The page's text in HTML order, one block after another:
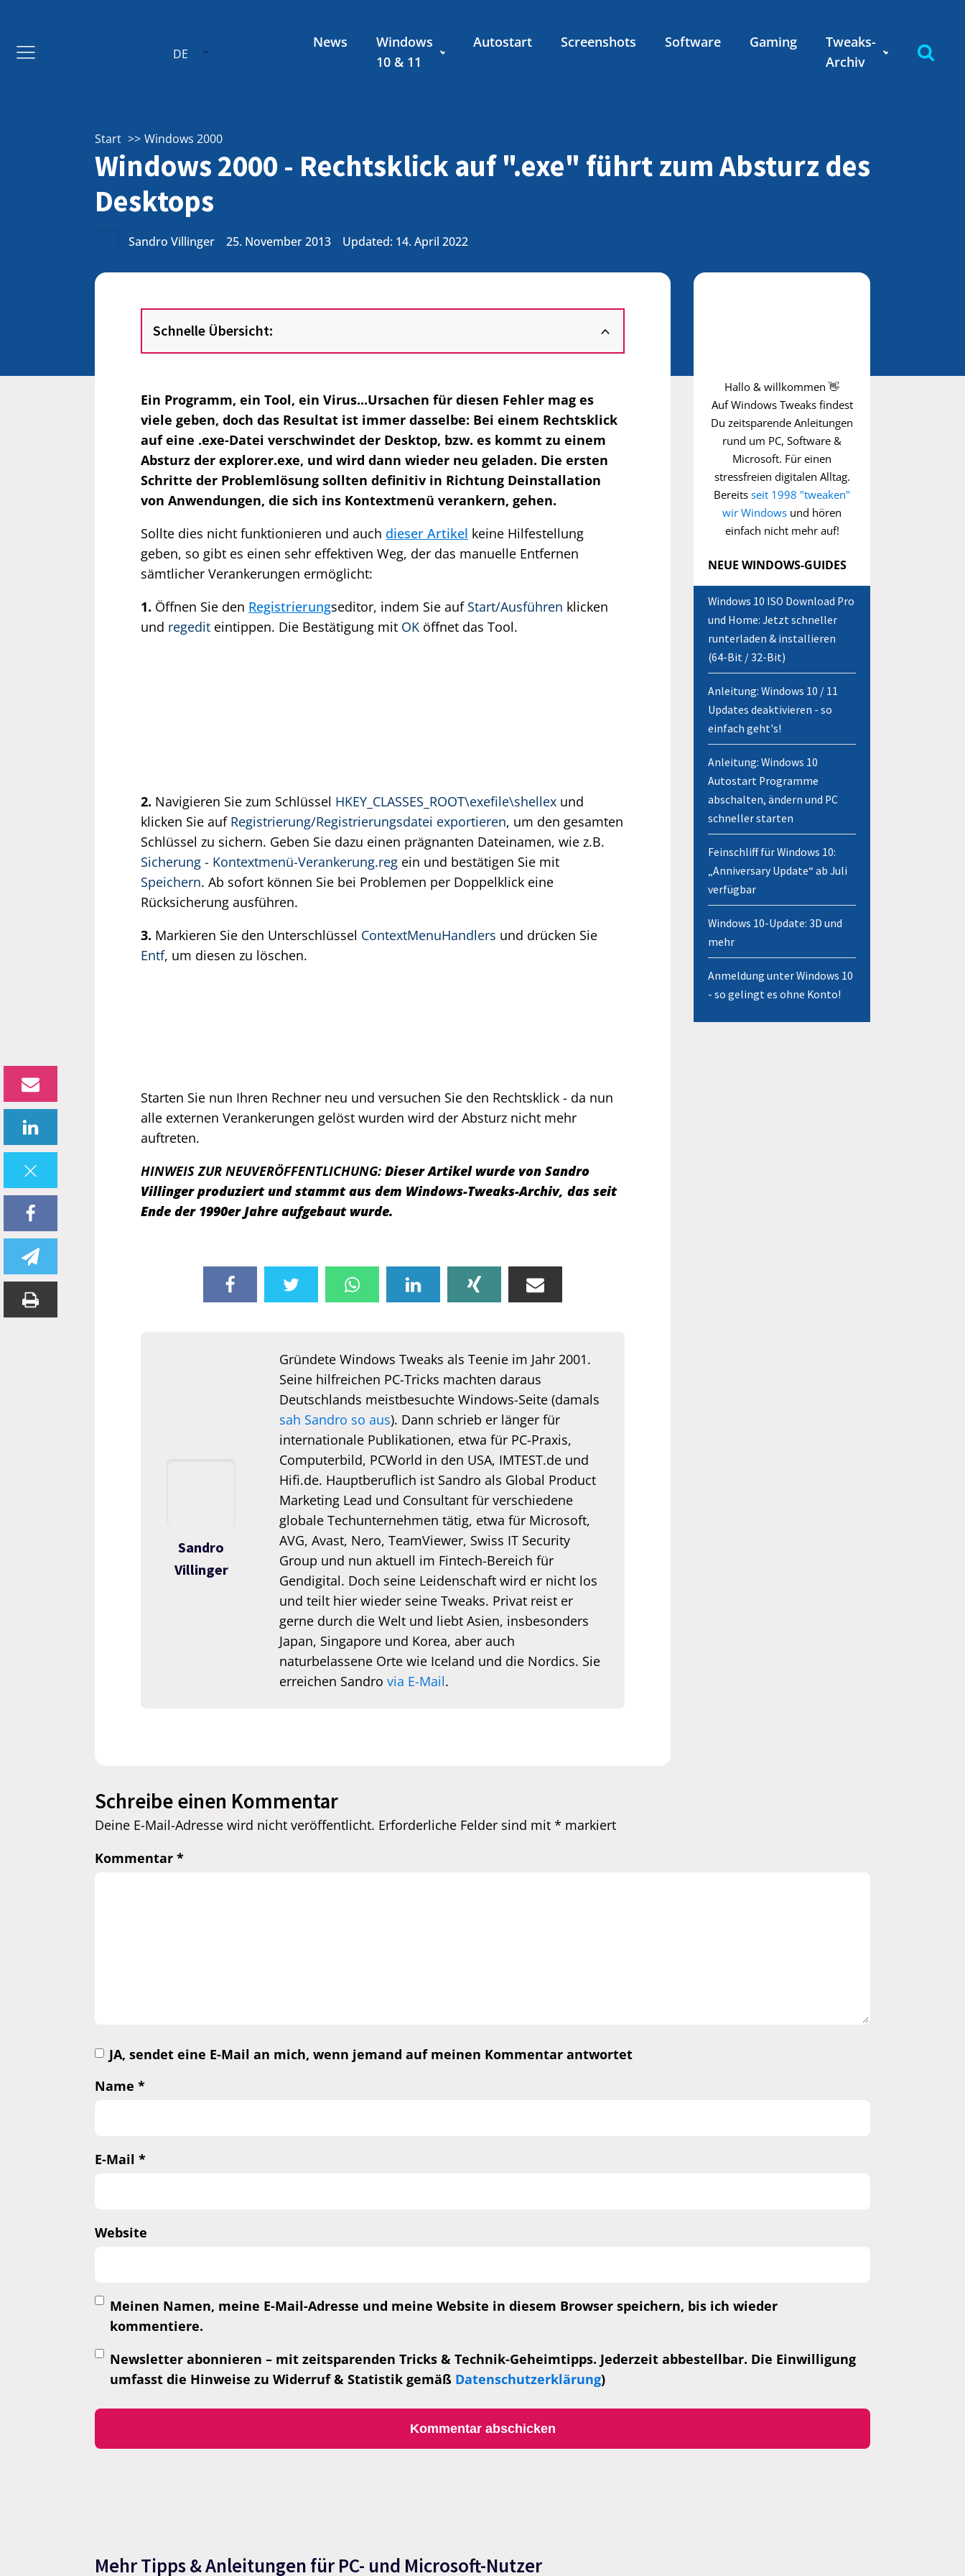
DE
News
Windows
10 & 11
Autostart Screenshots Software Gaming
Tweaks-
Archiv
Start Windows 2000
Windows 2000 - Rechtsklick auf ".exe" führt zum Absturz des
Desktops
Sandro Villinger 25. November 2013 Updated: 14. April 2022
Schnelle Übersicht:
Ein Programm, ein Tool, ein Virus...Ursachen für diesen Fehler mag es
viele geben, doch das Resultat ist immer dasselbe: Bei einem Rechtsklick
auf eine .exe-Datei verschwindet der Desktop, bzw. es kommt zu einem
Absturz der explorer.exe, und wird dann wieder neu geladen. Die ersten
Schritte der Problemlösung sollten definitiv in Richtung Deinstallation
von Anwendungen, die sich ins Kontextmenü verankern, gehen.
Sollte dies nicht funktionieren und auch dieser Artikel keine Hilfestellung
geben, so gibt es einen sehr effektiven Weg, der das manuelle Entfernen
sämtlicher Verankerungen ermöglicht:
1. Öffnen Sie den Registrierungseditor, indem Sie auf Start/Ausführen klicken
und regedit eintippen. Die Bestätigung mit OK öffnet das Tool.
2. Navigieren Sie zum Schlüssel HKEY_CLASSES_ROOT\exefile\shellex und
klicken Sie auf Registrierung/Registrierungsdatei exportieren, um den gesamten
Schlüssel zu sichern. Geben Sie dazu einen prägnanten Dateinamen, wie z.B.
Sicherung - Kontextmenü-Verankerung.reg ein und bestätigen Sie mit
Speichern. Ab sofort können Sie bei Problemen per Doppelklick eine
Rücksicherung ausführen.
3. Markieren Sie den Unterschlüssel ContextMenuHandlers und drücken Sie
Entf, um diesen zu löschen.
Starten Sie nun Ihren Rechner neu und versuchen Sie den Rechtsklick - da nun
alle externen Verankerungen gelöst wurden wird der Absturz nicht mehr
auftreten.
HINWEIS ZUR NEUVERÖFFENTLICHUNG: Dieser Artikel wurde von Sandro
Villinger produziert und stammt aus dem Windows-Tweaks-Archiv, das seit
Ende der 1990er Jahre aufgebaut wurde.
Sandro
Villinger
Gründete Windows Tweaks als Teenie im Jahr 2001.
Seine hilfreichen PC-Tricks machten daraus
Deutschlands meistbesuchte Windows-Seite (damals
sah Sandro so aus). Dann schrieb er länger für
internationale Publikationen, etwa für PC-Praxis,
Computerbild, PCWorld in den USA, IMTEST.de und
Hifi.de. Hauptberuflich ist Sandro als Global Product
Marketing Lead und Consultant für verschiedene
globale Techunternehmen tätig, etwa für Microsoft,
AVG, Avast, Nero, TeamViewer, Swiss IT Security
Group und nun aktuell im Fintech-Bereich für
Gendigital. Doch seine Leidenschaft wird er nicht los
und teilt hier wieder seine Tweaks. Privat reist er
gerne durch die Welt und liebt Asien, insbesonders
Japan, Singapore und Korea, aber auch
naturbelassene Orte wie Iceland und die Nordics. Sie
erreichen Sandro via E-Mail.
Hallo & willkommen 👋
Auf Windows Tweaks findest
Du zeitsparende Anleitungen
rund um PC, Software &
Microsoft. Für einen
stressfreien digitalen Alltag.
Bereits seit 1998 "tweaken"
wir Windows und hören
einfach nicht mehr auf!
NEUE WINDOWS-GUIDES
Windows 10 ISO Download Pro
und Home: Jetzt schneller
runterladen & installieren
(64-Bit / 32-Bit)
Anleitung: Windows 10 / 11
Updates deaktivieren - so
einfach geht's!
Anleitung: Windows 10
Autostart Programme
abschalten, ändern und PC
schneller starten
Feinschliff für Windows 10:
„Anniversary Update“ ab Juli
verfügbar
Windows 10-Update: 3D und
mehr
Anmeldung unter Windows 10
- so gelingt es ohne Konto!
Schreibe einen Kommentar
Deine E-Mail-Adresse wird nicht veröffentlicht. Erforderliche Felder sind mit * markiert
Kommentar *
JA, sendet eine E-Mail an mich, wenn jemand auf meinen Kommentar antwortet
Name *
E-Mail *
Website
Meinen Namen, meine E-Mail-Adresse und meine Website in diesem Browser speichern, bis ich wieder
kommentiere.
Newsletter abonnieren – mit zeitsparenden Tricks & Technik-Geheimtipps. Jederzeit abbestellbar. Die Einwilligung
umfasst die Hinweise zu Widerruf & Statistik gemäß Datenschutzerklärung)
Mehr Tipps & Anleitungen für PC- und Microsoft-Nutzer